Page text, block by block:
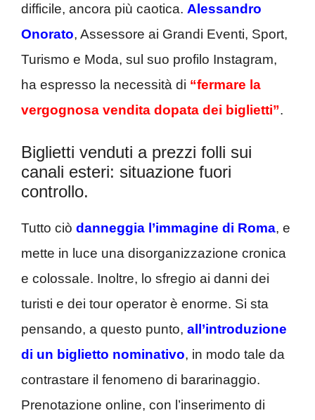
difficile, ancora più caotica. Alessandro
Onorato, Assessore ai Grandi Eventi, Sport,
Turismo e Moda, sul suo profilo Instagram,
ha espresso la necessità di “fermare la
vergognosa vendita dopata dei biglietti”.
Biglietti venduti a prezzi folli sui
canali esteri: situazione fuori
controllo.
Tutto ciò danneggia l’immagine di Roma, e
mette in luce una disorganizzazione cronica
e colossale. Inoltre, lo sfregio ai danni dei
turisti e dei tour operator è enorme. Si sta
pensando, a questo punto, all’introduzione
di un biglietto nominativo, in modo tale da
contrastare il fenomeno di bararinaggio.
Prenotazione online, con l’inserimento di